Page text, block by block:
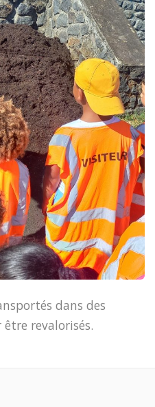
dans des
revalorisés.